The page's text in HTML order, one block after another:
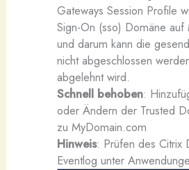
Gateways Session Profile
Sign-On (sso) Domäne auf
und darum kann die
nicht abgeschlossen
abgelehnt wird.
Schnell behoben:
oder Ändern der Trusted
zu MyDomain.com
Hinweis: Prüfen des Citrix
Eventlog unter